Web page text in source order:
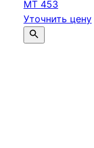
МТ 453
Уточнить цену